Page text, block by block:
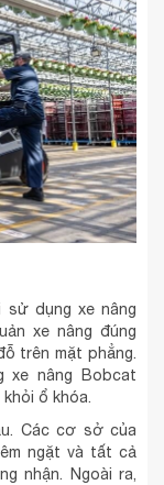
dụng xe nâng
xe nâng đúng
trên mặt phẳng.
xe nâng Bobcat
ổ khóa.
Các cơ sở của
ngặt và tất cả
nhận. Ngoài ra,